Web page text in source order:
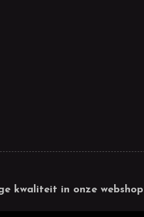
kwaliteit in onze webshop